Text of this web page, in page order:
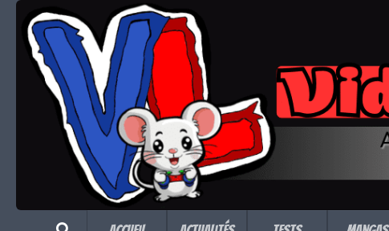
Skip to content